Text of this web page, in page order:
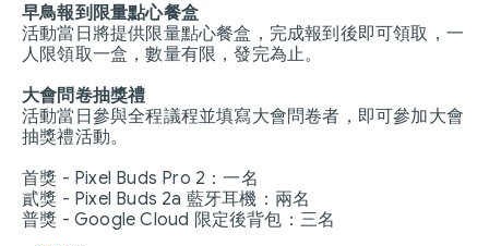
早鳥報到限量點心餐盒
活動當日將提供限量點心餐盒，完成報到後即可領取，一
人限領取一盒，數量有限，發完為止。
大會問卷抽獎禮
活動當日參與全程議程並填寫大會問卷者，即可參加大會
抽獎禮活動。
首獎 - Pixel Buds Pro 2：一名
貳獎 - Pixel Buds 2a 藍牙耳機：兩名
普獎 - Google Cloud 限定後背包：三名